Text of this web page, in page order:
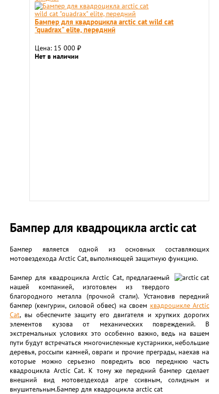
Бампер для квадроцикла arctic cat wild cat
"quadrax" elite, передний
Цена: 15 000 ₽
Нет в наличии
Бампер для квадроцикла arctic cat
Бампер является одной из основных составляющих
мотовездехода Arctic Cat, выполняющей защитную функцию.
Бампер для квадроцикла Arctic Cat, предлагаемый
нашей компанией, изготовлен из твердого
благородного металла (прочной стали). Установив передний
бампер (кенгурин, силовой обвес) на своем квадроцикле Arctic
Cat, вы обеспечите защиту его двигателя и хрупких дорогих
элементов кузова от механических повреждений. В
экстремальных условиях это особенно важно, ведь на вашем
пути будут встречаться многочисленные кустарники, небольшие
деревья, россыпи камней, овраги и прочие преграды, наехав на
которые можно серьезно повредить всю переднюю часть
квадроцикла Arctic Cat. К тому же передний бампер сделает
внешний вид мотовездехода агре ссивным, солидным и
внушительным.Бампер для квадроцикла arctic cat